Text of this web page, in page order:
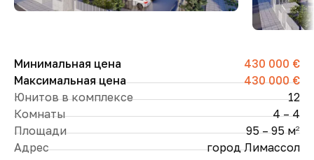
Минимальная цена
430 000 €
Максимальная цена
430 000 €
Юнитов в комплексе
12
Комнаты
4 – 4
Площади
95 – 95 м2
Адрес город Лимассол